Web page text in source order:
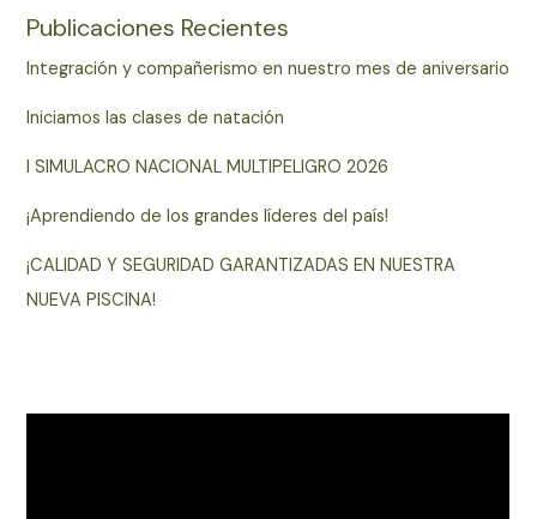
Publicaciones Recientes
Integración y compañerismo en nuestro mes de aniversario
Iniciamos las clases de natación
I SIMULACRO NACIONAL MULTIPELIGRO 2026
¡Aprendiendo de los grandes líderes del país!
¡CALIDAD Y SEGURIDAD GARANTIZADAS EN NUESTRA
NUEVA PISCINA!